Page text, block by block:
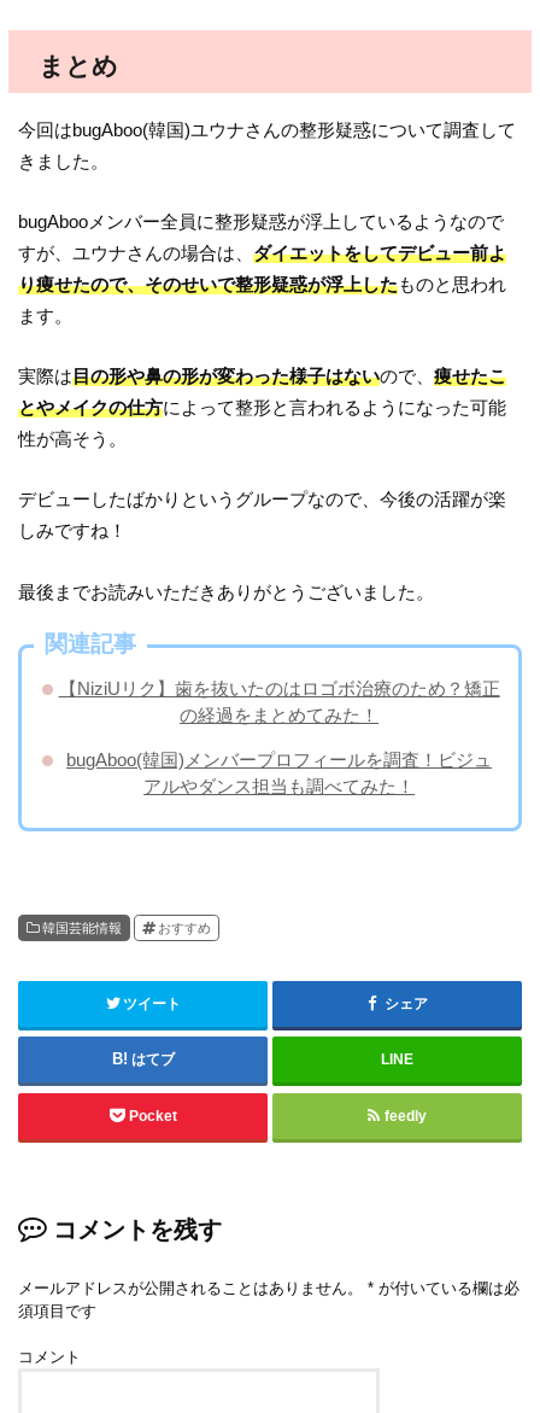
まとめ
今回はbugAboo(韓国)ユウナさんの整形疑惑について調査して
きました。
bugAbooメンバー全員に整形疑惑が浮上しているようなので
すが、ユウナさんの場合は、ダイエットをしてデビュー前よ
り痩せたので、そのせいで整形疑惑が浮上したものと思われ
ます。
実際は目の形や鼻の形が変わった様子はないので、痩せたこ
とやメイクの仕方によって整形と言われるようになった可能
性が高そう。
デビューしたばかりというグループなので、今後の活躍が楽
しみですね！
最後までお読みいただきありがとうございました。
関連記事
【NiziUリク】歯を抜いたのはロゴボ治療のため？矯正
の経過をまとめてみた！
bugAboo(韓国)メンバープロフィールを調査！ビジュ
アルやダンス担当も調べてみた！
韓国芸能情報 おすすめ
ツイート シェア
はてブ LINE
Pocket feedly
コメントを残す
メールアドレスが公開されることはありません。 * が付いている欄は必
須項目です
コメント